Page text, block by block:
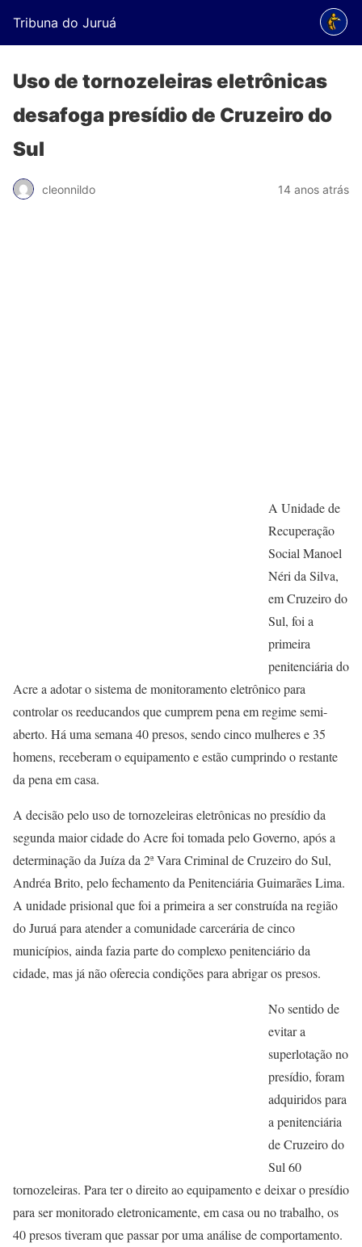
Tribuna do Juruá
Uso de tornozeleiras eletrônicas
desafoga presídio de Cruzeiro do
Sul
cleonnildo 14 anos atrás
A Unidade de
Recuperação
Social Manoel
Néri da Silva,
em Cruzeiro do
Sul, foi a
primeira
penitenciária do
Acre a adotar o sistema de monitoramento eletrônico para
controlar os reeducandos que cumprem pena em regime semi-
aberto. Há uma semana 40 presos, sendo cinco mulheres e 35
homens, receberam o equipamento e estão cumprindo o restante
da pena em casa.
A decisão pelo uso de tornozeleiras eletrônicas no presídio da
segunda maior cidade do Acre foi tomada pelo Governo, após a
determinação da Juíza da 2ª Vara Criminal de Cruzeiro do Sul,
Andréa Brito, pelo fechamento da Penitenciária Guimarães Lima.
A unidade prisional que foi a primeira a ser construída na região
do Juruá para atender a comunidade carcerária de cinco
municípios, ainda fazia parte do complexo penitenciário da
cidade, mas já não oferecia condições para abrigar os presos.
No sentido de
evitar a
superlotação no
presídio, foram
adquiridos para
a penitenciária
de Cruzeiro do
Sul 60
tornozeleiras. Para ter o direito ao equipamento e deixar o presídio
para ser monitorado eletronicamente, em casa ou no trabalho, os
40 presos tiveram que passar por uma análise de comportamento.